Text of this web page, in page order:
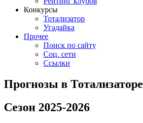
Конкурсы
Тотализатор
Угадайка
Прочее
Поиск по сайту
Соц. сети
Ссылки
Прогнозы в Тотализаторе
Сезон 2025-2026